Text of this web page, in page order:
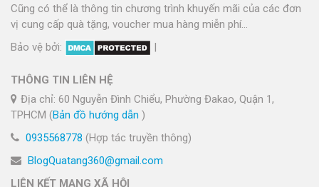
Cũng có thể là thông tin chương trình khuyến mãi của các đơn
vị cung cấp quà tặng, voucher mua hàng miễn phí...
Bảo vệ bởi:
|
THÔNG TIN LIÊN HỆ
Địa chỉ: 60 Nguyễn Đình Chiểu, Phường Đakao, Quận 1,
TPHCM (Bản đồ hướng dẫn )
0935568778 (Hợp tác truyền thông)
BlogQuatang360@gmail.com
LIÊN KẾT MẠNG XÃ HỘI